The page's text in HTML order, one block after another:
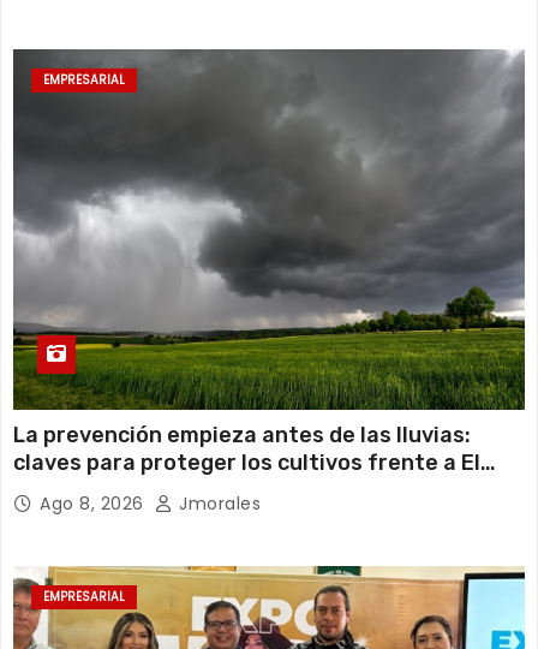
EMPRESARIAL
La prevención empieza antes de las lluvias:
claves para proteger los cultivos frente a El
NiñoAgo 8, 2026 Jmorales
EMPRESARIAL